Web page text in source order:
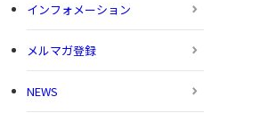
インフォメーション
メルマガ登録
NEWS